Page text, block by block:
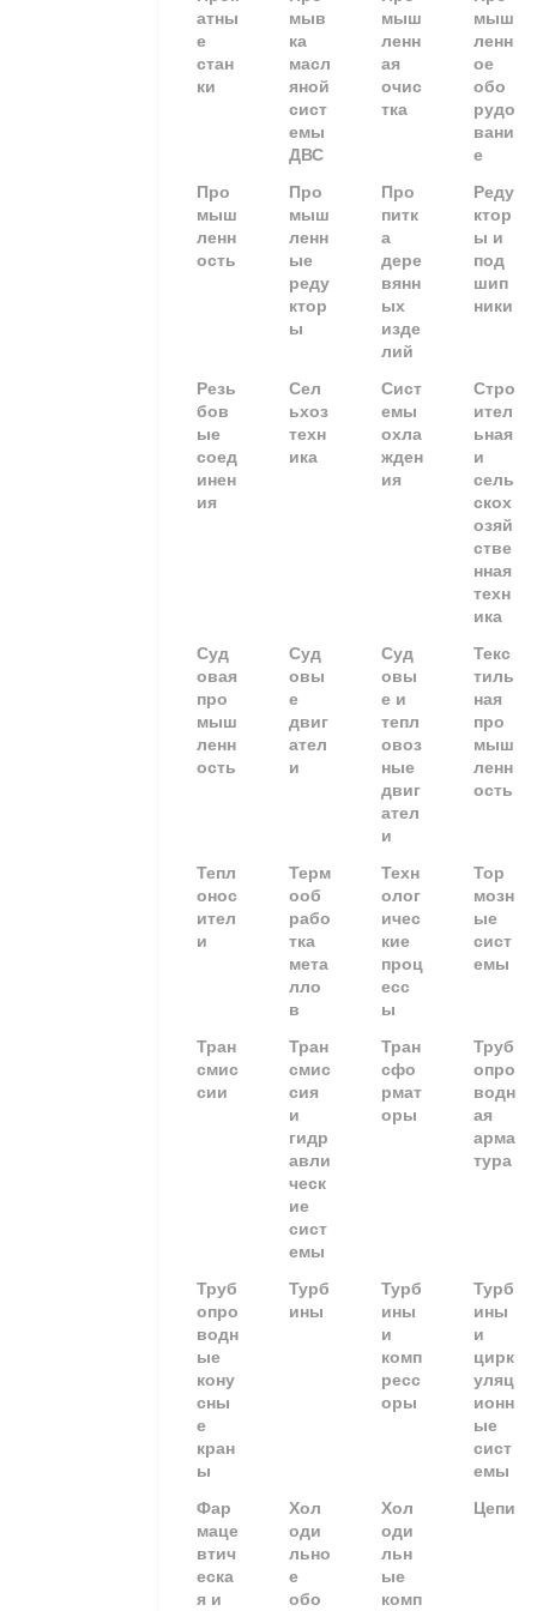
атны
е
стан
ки
мыв
ка
масл
яной
сист
емы
ДВС
мыш
ленн
ая
очис
тка
мыш
ленн
ое
обо
рудо
вани
е
Про
мыш
ленн
ость
Про
мыш
ленн
ые
реду
ктор
ы
Про
питк
а
дере
вянн
ых
изде
лий
Реду
ктор
ы и
под
шип
ники
Резь
бов
ые
соед
инен
ия
Сел
ьхоз
техн
ика
Сист
емы
охла
жден
ия
Стро
ител
ьная
и
сель
скох
озяй
стве
нная
техн
ика
Суд
овая
про
мыш
ленн
ость
Суд
овы
е
двиг
ател
и
Суд
овы
е и
тепл
овоз
ные
двиг
ател
и
Текс
тиль
ная
про
мыш
ленн
ость
Тепл
онос
ител
и
Терм
ооб
рабо
тка
мета
лло
в
Техн
олог
ичес
кие
проц
есс
ы
Тор
мозн
ые
сист
емы
Тран
смис
сии
Тран
смис
сия
и
гидр
авли
ческ
ие
сист
емы
Тран
сфо
рмат
оры
Труб
опро
водн
ая
арма
тура
Труб
опро
водн
ые
кону
сны
е
кран
ы
Турб
ины
Турб
ины
и
комп
ресс
оры
Турб
ины
и
цирк
уляц
ионн
ые
сист
емы
Фар
маце
втич
еска
я и
Хол
оди
льно
е
обо
Хол
оди
льн
ые
комп
Цепи